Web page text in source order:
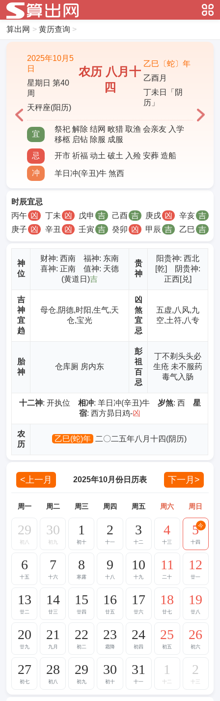
算出网 > 黄历查询 >
2025年10月5
日
星期日 第40
周
天秤座(阳历)
农历 八月十
四
乙巳〔蛇〕年
乙酉月
丁未日「阴
历」
宜
祭祀 解除 结网 畋猎 取渔 会亲友 入学
移柩 启钻 除服 成服
忌
开市 祈福 动土 破土 入殓 安葬 造船
冲 羊日冲(辛丑)牛 煞西
时辰宜忌
庚子 凶 辛丑 凶 壬寅 吉 癸卯 凶 甲辰 吉 乙巳 吉
丙午 凶 丁未 凶 戊申 吉 己酉 吉 庚戌 凶 辛亥 吉
神
位
财神: 西南 福神: 东南
喜神: 正南 值神: 天德
(黄道日)吉
贵
神
阳贵神: 西北
[乾] 阴贵神:
正西[兑]
吉
神
宜
趋
母仓,阴德,时阳,生气,天
仓,宝光
凶
煞
宜
忌
五虚,八风,九
空,土符,八专
胎
神
仓库厕 房内东
彭
祖
百
忌
丁不剃头头必
生疮 未不服药
毒气入肠
十二神: 开执位 相冲: 羊日冲(辛丑)牛 岁煞: 西 星
宿: 西方昴日鸡-凶
农
历
乙巳(蛇)年 二〇二五年八月十四(阴历)
<上一月 2025年10月份日历表 下一月>
周一 周二 周三 周四 周五 周六 周日
29
初八
30
初九
1
初十
2
十一
3
十二
4
十三
5
十四
今
6
十五
7
十六
8
寒露
9
十八
10
十九
11
二十
12
廿一
13
廿二
14
廿三
15
廿四
16
廿五
17
廿六
18
廿七
19
廿八
20
廿九
21
九月
22
初二
23
霜降
24
初四
25
初五
26
初六
27
初七
28
初八
29
初九
30
初十
31
十一
1
十二
2
十三